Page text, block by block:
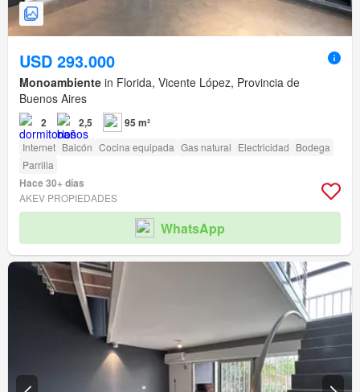
USD 293.000
Monoambiente in Florida, Vicente López, Provincia de
Buenos Aires
2 2,5 95 m²
Internet Balcón Cocina equipada Gas natural Electricidad Bodega
Parrilla
Hace 30+ días
AKEV PROPIEDADES
WhatsApp